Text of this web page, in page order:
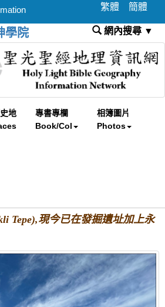
繁體 簡體
學院 網內搜尋 ▼
地
專書專欄
Book/Col
相簿圖片
Photos
Tepe),現今已在發掘遺址加上永